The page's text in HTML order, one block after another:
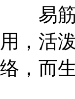
易筋
用，活
络，而